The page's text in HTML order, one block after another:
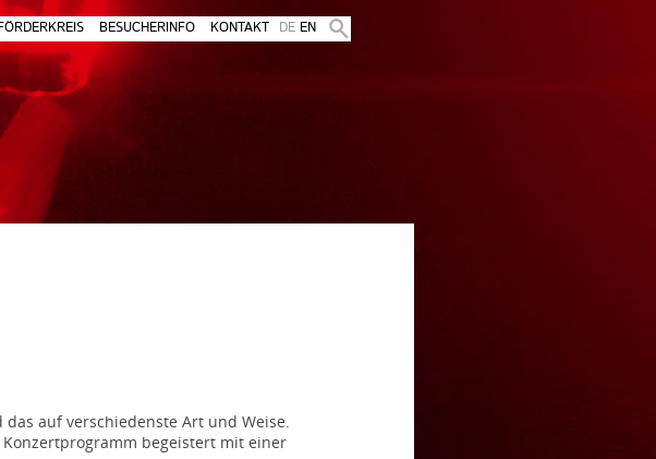
FÖRDERKREIS BESUCHERINFO KONTAKT DE EN
auf verschiedenste Art und Weise.
Konzertprogramm begeistert mit einer